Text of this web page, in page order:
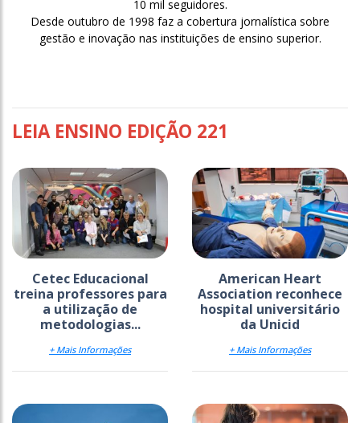
10 mil seguidores.
Desde outubro de 1998 faz a cobertura jornalística sobre
gestão e inovação nas instituições de ensino superior.
LEIA ENSINO EDIÇÃO 221
Cetec Educacional
treina professores para
a utilização de
metodologias...
+ Mais Informações
American Heart
Association reconhece
hospital universitário
da Unicid
+ Mais Informações